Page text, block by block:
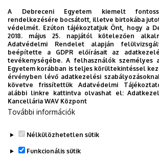
2026. augusztus 7.
Kossa György búcsúzó
GRÓF TISZA ISTVÁN DEBRECENI EGYETEMÉRT
INTÉZMÉNYI
A Debreceni Egyetem kiemelt
rendelkezésére bocsátott, illetve birtokába
védelmét. Ezúton tájékoztatjuk Önt, hogy a
2018. május 25. napjától kötelezően
Adatvédelmi Rendelet alapján
beépítette a GDPR előírásait az
tevékenységébe. A felhasználók személyes
Egyetem korábban is teljes körültekintéssel
érvényben lévő adatkezelési
követve frissítettük Adatvédelmi
alábbi linkre kattintva olvashat el:
Kancellária WAV Központ
További információk
Nélkülözhetetlen sütik
Funkcionális sütik